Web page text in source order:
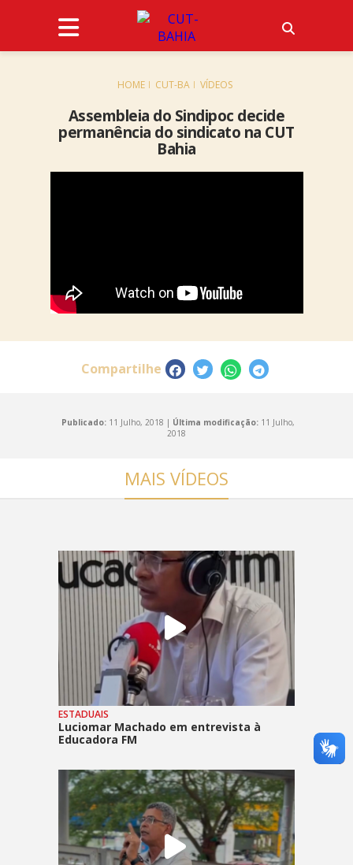
HOME CUT-BA VÍDEOS
Assembleia do Sindipoc decide
permanência do sindicato na CUT
Bahia
Compartilhe
Publicado:11 Julho, 2018 | Última modificação:11 Julho,
2018
MAIS VÍDEOS
ESTADUAIS
Luciomar Machado em entrevista à
Educadora FM